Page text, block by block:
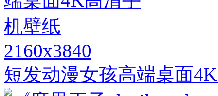
2160x3840
短发动漫女孩高端桌面